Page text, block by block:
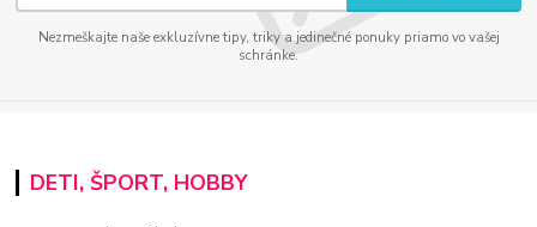
Nezmeškajte naše exkluzívne tipy, triky a jedinečné ponuky priamo vo vašej
schránke.
DETI, ŠPORT, HOBBY